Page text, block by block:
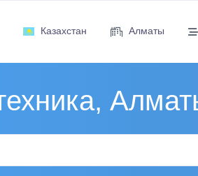
Казахстан Алматы